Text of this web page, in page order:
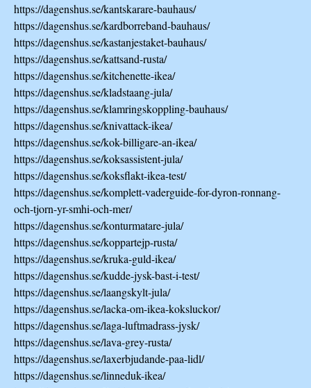
https://dagenshus.se/kantskarare-bauhaus/
https://dagenshus.se/kardborreband-bauhaus/
https://dagenshus.se/kastanjestaket-bauhaus/
https://dagenshus.se/kattsand-rusta/
https://dagenshus.se/kitchenette-ikea/
https://dagenshus.se/kladstaang-jula/
https://dagenshus.se/klamringskoppling-bauhaus/
https://dagenshus.se/knivattack-ikea/
https://dagenshus.se/kok-billigare-an-ikea/
https://dagenshus.se/koksassistent-jula/
https://dagenshus.se/koksflakt-ikea-test/
https://dagenshus.se/komplett-vaderguide-for-dyron-ronnang-
och-tjorn-yr-smhi-och-mer/
https://dagenshus.se/konturmatare-jula/
https://dagenshus.se/koppartejp-rusta/
https://dagenshus.se/kruka-guld-ikea/
https://dagenshus.se/kudde-jysk-bast-i-test/
https://dagenshus.se/laangskylt-jula/
https://dagenshus.se/lacka-om-ikea-koksluckor/
https://dagenshus.se/laga-luftmadrass-jysk/
https://dagenshus.se/lava-grey-rusta/
https://dagenshus.se/laxerbjudande-paa-lidl/
https://dagenshus.se/linneduk-ikea/